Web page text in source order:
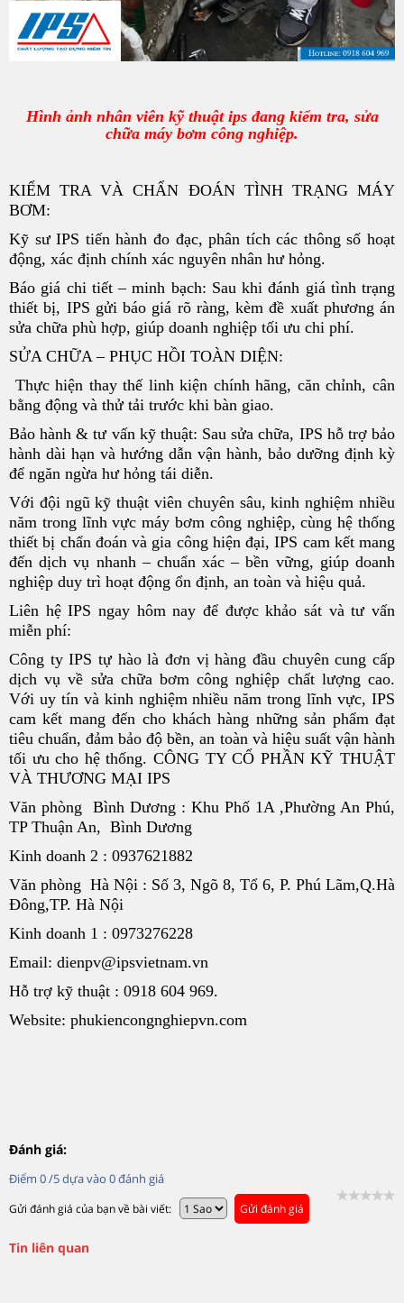
Hình ảnh nhân viên kỹ thuật ips đang kiểm tra, sửa
chữa máy bơm công nghiệp.
KIỂM TRA VÀ CHẨN ĐOÁN TÌNH TRẠNG MÁY
BƠM:
Kỹ sư IPS tiến hành đo đạc, phân tích các thông số hoạt
động, xác định chính xác nguyên nhân hư hỏng.
Báo giá chi tiết – minh bạch: Sau khi đánh giá tình trạng
thiết bị, IPS gửi báo giá rõ ràng, kèm đề xuất phương án
sửa chữa phù hợp, giúp doanh nghiệp tối ưu chi phí.
SỬA CHỮA – PHỤC HỒI TOÀN DIỆN:
Thực hiện thay thế linh kiện chính hãng, căn chỉnh, cân
bằng động và thử tải trước khi bàn giao.
Bảo hành & tư vấn kỹ thuật: Sau sửa chữa, IPS hỗ trợ bảo
hành dài hạn và hướng dẫn vận hành, bảo dưỡng định kỳ
để ngăn ngừa hư hỏng tái diễn.
Với đội ngũ kỹ thuật viên chuyên sâu, kinh nghiệm nhiều
năm trong lĩnh vực máy bơm công nghiệp, cùng hệ thống
thiết bị chẩn đoán và gia công hiện đại, IPS cam kết mang
đến dịch vụ nhanh – chuẩn xác – bền vững, giúp doanh
nghiệp duy trì hoạt động ổn định, an toàn và hiệu quả.
Liên hệ IPS ngay hôm nay để được khảo sát và tư vấn
miễn phí:
Công ty IPS tự hào là đơn vị hàng đầu chuyên cung cấp
dịch vụ về sửa chữa bơm công nghiệp chất lượng cao.
Với uy tín và kinh nghiệm nhiều năm trong lĩnh vực, IPS
cam kết mang đến cho khách hàng những sản phẩm đạt
tiêu chuẩn, đảm bảo độ bền, an toàn và hiệu suất vận hành
tối ưu cho hệ thống. CÔNG TY CỔ PHẦN KỸ THUẬT
VÀ THƯƠNG MẠI IPS
Văn phòng Bình Dương : Khu Phố 1A ,Phường An Phú,
TP Thuận An, Bình Dương
Kinh doanh 2 : 0937621882
Văn phòng Hà Nội : Số 3, Ngõ 8, Tổ 6, P. Phú Lãm,Q.Hà
Đông,TP. Hà Nội
Kinh doanh 1 : 0973276228
Email: dienpv@ipsvietnam.vn
Hỗ trợ kỹ thuật : 0918 604 969.
Website: phukiencongnghiepvn.com
Đánh giá:
Điểm 0/5 dựa vào 0đánh giá
Gửi đánh giá của bạn về bài viết: Gửi đánh giá
Tin liên quan